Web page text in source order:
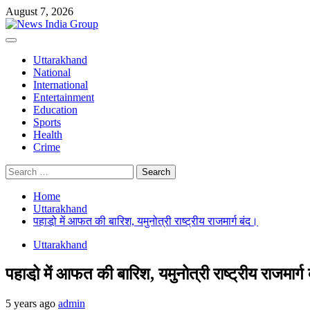
Skip
to
content
August 7, 2026
Primary
Uttarakhand
National
International
Entertainment
Education
Sports
Health
Crime
Search
for:
Home
Uttarakhand
पहाडो़ में आफत की बारिश, यमुनोत्री राष्ट्रीय राजमार्ग बंद।
Uttarakhand
पहाडो़ में आफत की बारिश, यमुनोत्री राष्ट्रीय
5 years ago admin